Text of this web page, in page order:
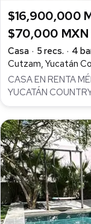
$16,900,000
$70,000 MXN
Casa
5 recs. 4
Cutzam, Yucatán
CASA EN RENTA
YUCATÁN